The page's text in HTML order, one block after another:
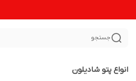
جستجو
انواع پتو شادیلون